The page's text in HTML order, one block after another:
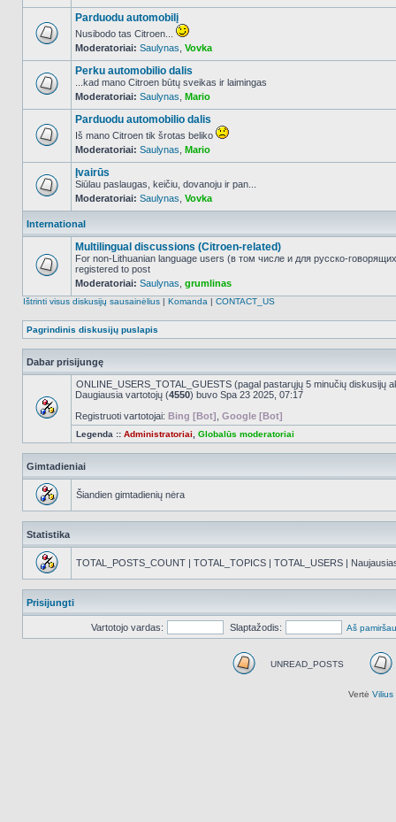
NO_UNREAD_POSTS
Parduodu automobilį
Nusibodo tas Citroen...
Moderatoriai: Saulynas Vovka
NO_UNREAD_POSTS
Perku automobilio dalis
...kad mano Citroen būtų sveikas ir laimingas
Moderatoriai: Saulynas Mario
NO_UNREAD_POSTS
Parduodu automobilio dalis
Iš mano Citroen tik šrotas beliko
Moderatoriai: Saulynas Mario
NO_UNREAD_POSTS
Įvairūs
Siūlau paslaugas, keičiu, dovanoju ir pan...
Moderatoriai: Saulynas Vovka
International
NO_UNREAD_POSTS
Multilingual discussions (Citroen-related)
For non-Lithuanian language users (в том числе и для русско-
registered to post
Moderatoriai: Saulynas grumlinas
Ištrinti visus diskusijų sausainėlius | Komanda | CONTACT_US
Pagrindinis diskusijų puslapis
Dabar prisijungę
ONLINE_USERS_TOTAL_GUESTS (pagal pastarųjų 5 minučių diskusijų
Daugiausia vartotojų (4550) buvo Spa 23 2025, 07:17
Registruoti vartotojai: Bing [Bot] Google [Bot]
Legenda :: Administratoriai Globalūs moderatoriai
Gimtadieniai
Šiandien gimtadienių nėra
Statistika
TOTAL_POSTS_COUNT | TOTAL_TOPICS | TOTAL_USERS |
Prisijungti
Vartotojo vardas: Slaptažodis: Aš
UNREAD_POSTS
Vertė Vilius